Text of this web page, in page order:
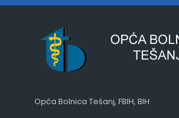
Opća Bolnica Tešanj, FBIH, BIH